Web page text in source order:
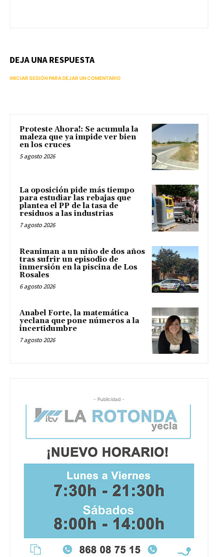
DEJA UNA RESPUESTA
INICIAR SESIÓN PARA DEJAR UN COMENTARIO
Proteste Ahora!: Se acumula la
maleza que ya impide ver bien
en los cruces
5 agosto 2026
La oposición pide más tiempo
para estudiar las rebajas que
plantea el PP de la tasa de
residuos a las industrias
7 agosto 2026
Reaniman a un niño de dos años
tras sufrir un episodio de
inmersión en la piscina de Los
Rosales
6 agosto 2026
Anabel Forte, la matemática
yeclana que pone números a la
incertidumbre
7 agosto 2026
- Publicidad -